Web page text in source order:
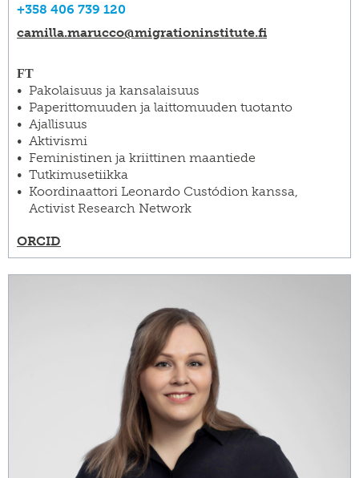
+358 406 739 120
camilla.marucco@​migrationinstitute.fi
FT
Pakolaisuus ja kansalaisuus
Paperittomuuden ja laittomuuden tuotanto
Ajallisuus
Aktivismi
Feministinen ja kriittinen maantiede
Tutkimusetiikka
Koordinaattori Leonardo Custódion kanssa,
Activist Research Network
ORCID